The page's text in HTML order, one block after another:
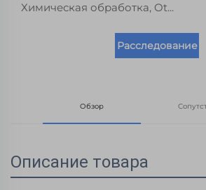
Химическая обработка, Ot...
Расследование
Обзор
Описание товара